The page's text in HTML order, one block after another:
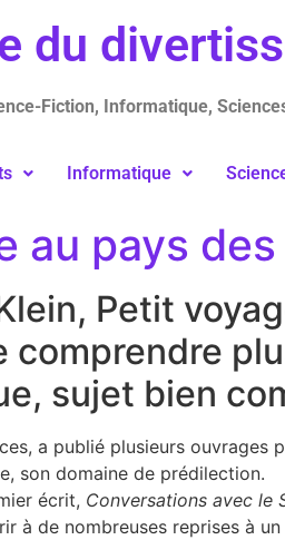
du
Fiction, Informatique,
Informatique
au pays
Petit
comprendre
sujet bien
a publié plusieurs
son domaine de prédilection.
écrit, Conversations avec le
à de nombreuses reprises à